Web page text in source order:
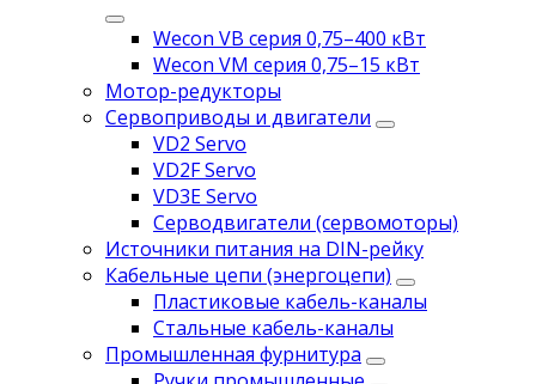
Wecon VB серия 0,75–400 кВт
Wecon VM серия 0,75–15 кВт
Мотор-редукторы
Сервоприводы и двигатели
VD2 Servo
VD2F Servo
VD3E Servo
Серводвигатели (сервомоторы)
Источники питания на DIN-рейку
Кабельные цепи (энергоцепи)
Пластиковые кабель-каналы
Стальные кабель-каналы
Промышленная фурнитура